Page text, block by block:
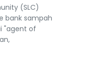
(SLC)
bank sampah
"agent of